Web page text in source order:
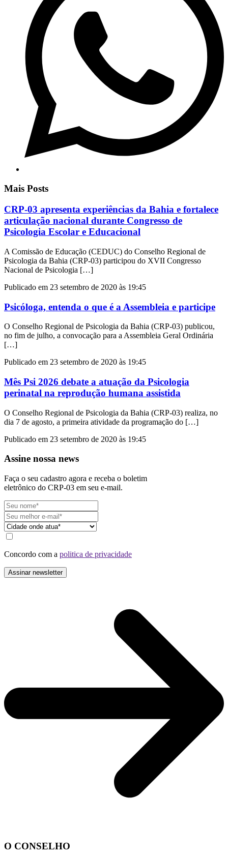
Mais Posts
CRP-03 apresenta experiências da Bahia e fortalece
articulação nacional durante Congresso de
Psicologia Escolar e Educacional
A Comissão de Educação (CEDUC) do Conselho Regional de
Psicologia da Bahia (CRP-03) participou do XVII Congresso
Nacional de Psicologia […]
Publicado em 23 setembro de 2020 às 19:45
Psicóloga, entenda o que é a Assembleia e participe
O Conselho Regional de Psicologia da Bahia (CRP-03) publicou,
no fim de julho, a convocação para a Assembleia Geral Ordinária
[…]
Publicado em 23 setembro de 2020 às 19:45
Mês Psi 2026 debate a atuação da Psicologia
perinatal na reprodução humana assistida
O Conselho Regional de Psicologia da Bahia (CRP-03) realiza, no
dia 7 de agosto, a primeira atividade da programação do […]
Publicado em 23 setembro de 2020 às 19:45
Assine nossa news
Faça o seu cadastro agora e receba o boletim
eletrônico do CRP-03 em seu e-mail.
Concordo com a politica de privacidade
O CONSELHO